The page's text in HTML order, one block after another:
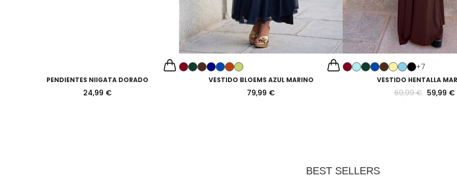
PENDIENTES NIIGATA DORADO
24,99 €
VESTIDO BLOEMS AZUL MARINO
79,99 €
+7
VESTIDO HENTALLA
69,99 € 59,99 €
BEST SELLERS